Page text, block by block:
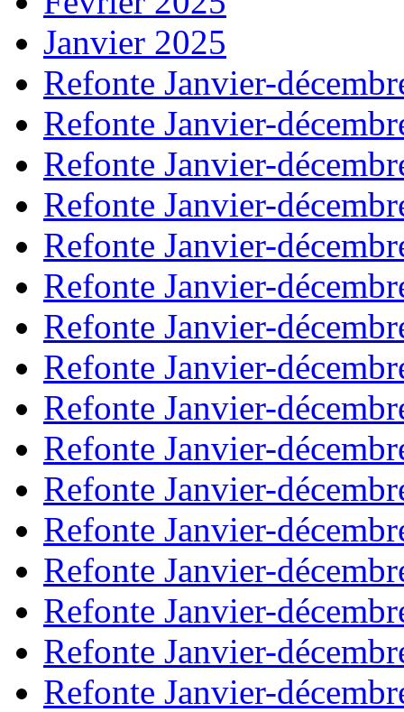
Janvier 2025
Refonte Janvier-
Refonte Janvier-
Refonte Janvier-
Refonte Janvier-
Refonte Janvier-
Refonte Janvier-
Refonte Janvier-
Refonte Janvier-
Refonte Janvier-
Refonte Janvier-
Refonte Janvier-
Refonte Janvier-
Refonte Janvier-
Refonte Janvier-
Refonte Janvier-
Refonte Janvier-